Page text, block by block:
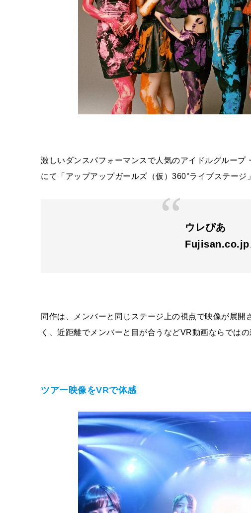
激しいダンスパフォーマンスで人気のアイドルグループ
にて「アップアップガールズ（仮） 360°ライブステージ
ウレぴあ
Fujisan.co.jp
同作は、メンバーと同じステージ上の視点で映像が展
く、近距離でメンバーと目が合うなどVR動画ならではの
ツアー映像をVRで体感